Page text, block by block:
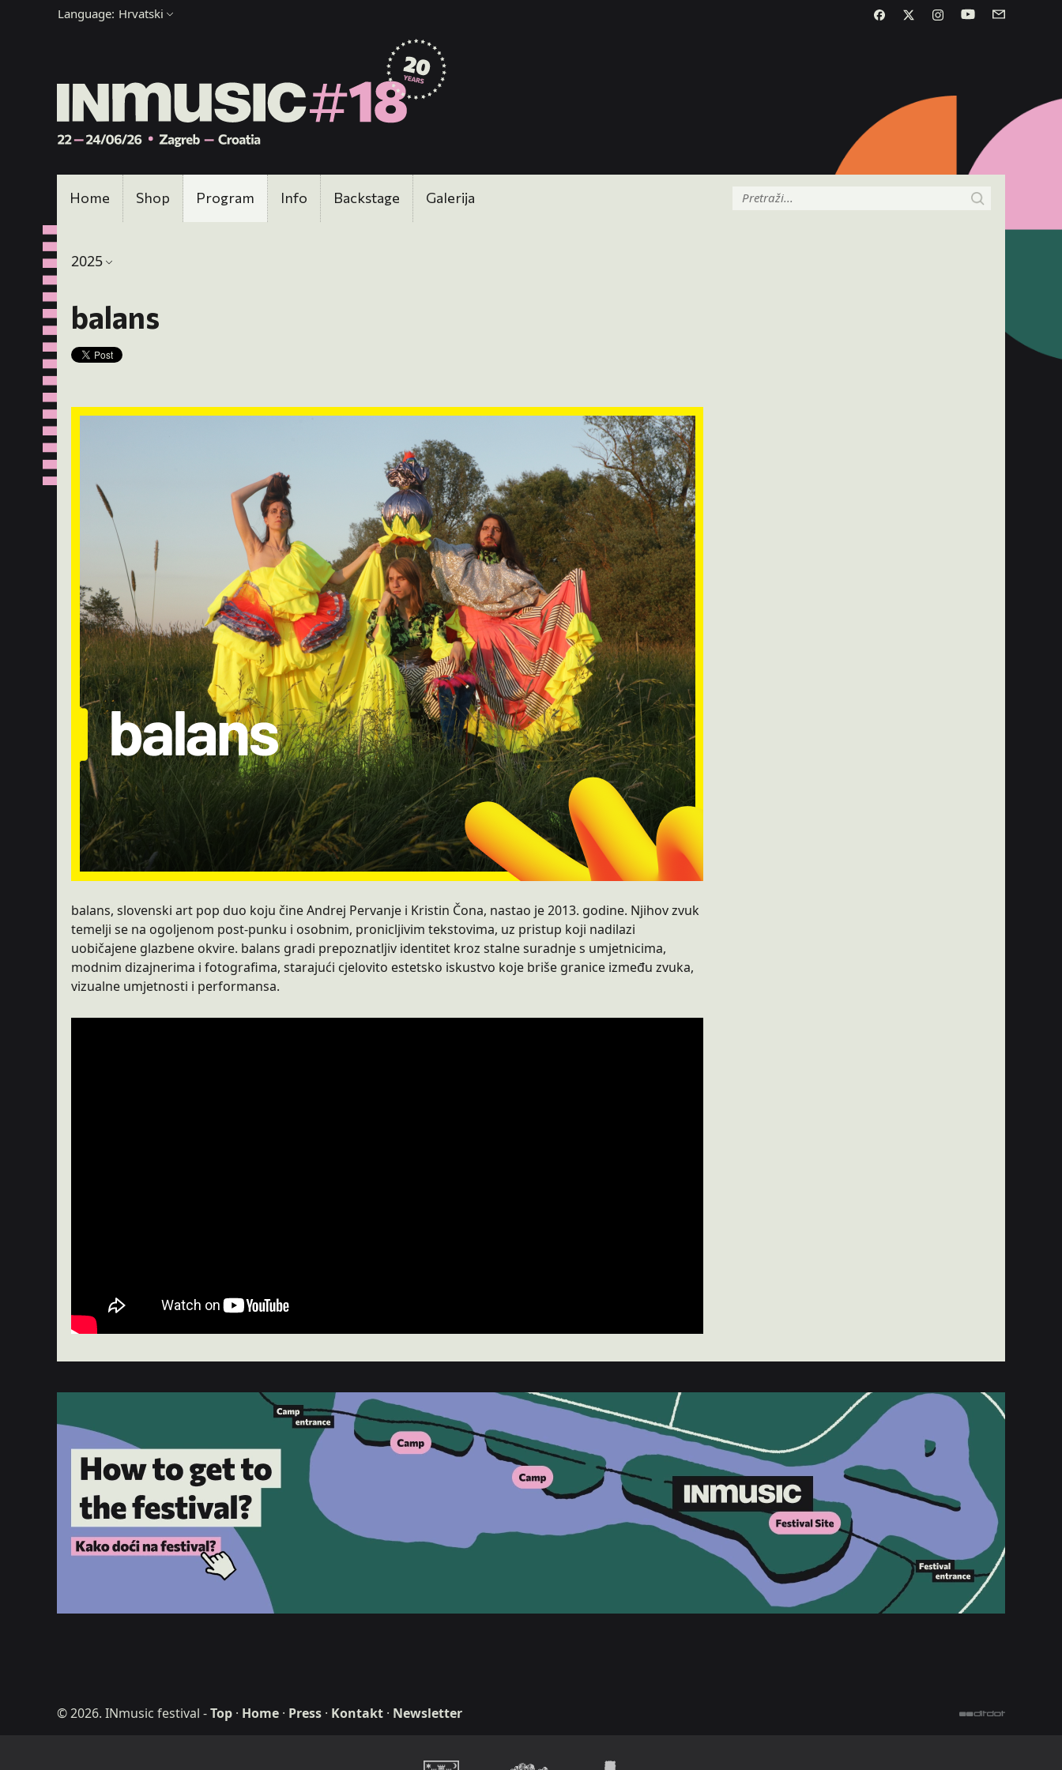
Language: Hrvatski
Home Shop Program Info Backstage Galerija
2025
balans
balans, slovenski art pop duo koju čine Andrej Pervanje i Kristin Čona, nastao je 2013. godine. Njihov zvuk
temelji se na ogoljenom post-punku i osobnim, pronicljivim tekstovima, uz pristup koji nadilazi
uobičajene glazbene okvire. balans gradi prepoznatljiv identitet kroz stalne suradnje s umjetnicima,
modnim dizajnerima i fotografima, starajući cjelovito estetsko iskustvo koje briše granice između zvuka,
vizualne umjetnosti i performansa.
© 2026. INmusic festival -Top · Home · Press · Kontakt · Newsletter
ditdot web design & development